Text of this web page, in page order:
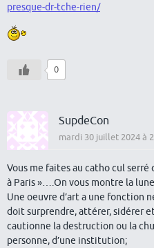
presque-dr-tche-rien/
0
SupdeCon
mardi 30 juillet 2024 à
Vous me faites au catho cul
à Paris »….On vous montre la
Une oeuvre d’art a une fonction
doit surprendre, attérer, sidérer et
cautionne la destruction ou la
personne, d’une institution;